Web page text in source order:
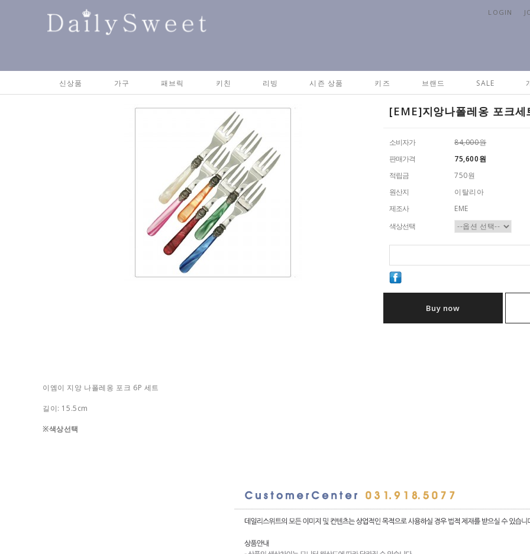
LOGIN
신상품 가구 패브릭 키친 리빙 시즌 상품 키즈 브랜드 SALE
[EME]지앙나폴레옹 포크
소비자가
84,000원
판매가격
75,600원
적립금
750원
원산지
이탈리아
제조사
EME
색상선택
Buy now
이엠이 지앙 나폴레옹 포크 6P 세트
길이: 15.5cm
※색상선택